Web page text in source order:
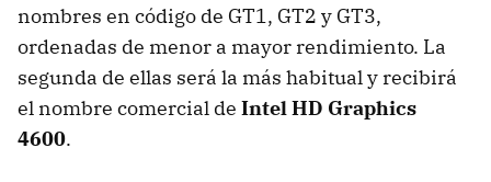
nombres en código de GT1, GT2 y GT3,
ordenadas de menor a mayor rendimiento. La
segunda de ellas será la más habitual y recibirá
el nombre comercial de Intel HD Graphics
4600.